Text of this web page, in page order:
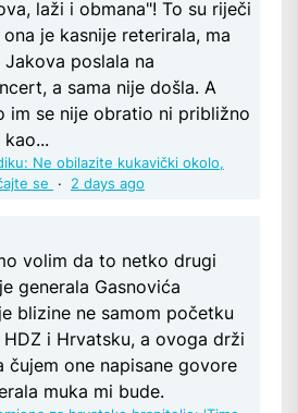
laži i obmana"! To su riječi
je kasnije reterirala, ma
poslala na
a sama nije došla. A
im se nije obratio ni približno
Ne obilazite kukavički okolo,
se
· 2 days ago
volim da to netko drugi
generala Gasnovića
blizine ne samom početku
i Hrvatsku, a ovoga drži
čujem one napisane govore
muka mi bude.